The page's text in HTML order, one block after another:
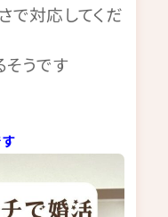
で対応してくだ
うです